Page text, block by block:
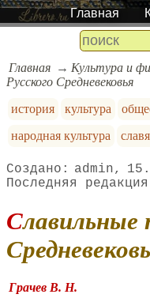
Главная
Главная Культура и
Русского Средневековья
история
культура
народная культура
admin
Славильные песни Русского
Грачев В. Н.